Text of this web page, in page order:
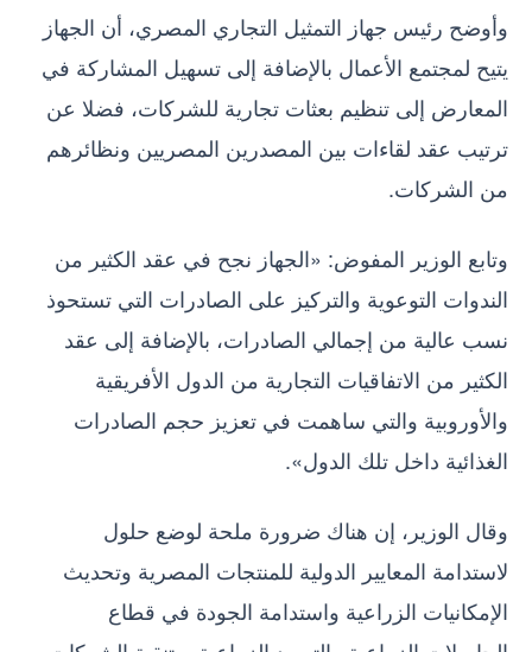
وأوضح رئيس جهاز التمثيل التجاري المصري، أن الجهاز
يتيح لمجتمع الأعمال بالإضافة إلى تسهيل المشاركة في
المعارض إلى تنظيم بعثات تجارية للشركات، فضلا عن
ترتيب عقد لقاءات بين المصدرين المصريين ونظائرهم
من الشركات.
وتابع الوزير المفوض: «الجهاز نجح في عقد الكثير من
الندوات التوعوية والتركيز على الصادرات التي تستحوذ
نسب عالية من إجمالي الصادرات، بالإضافة إلى عقد
الكثير من الاتفاقيات التجارية من الدول الأفريقية
والأوروبية والتي ساهمت في تعزيز حجم الصادرات
الغذائية داخل تلك الدول».
وقال الوزير، إن هناك ضرورة ملحة لوضع حلول
لاستدامة المعايير الدولية للمنتجات المصرية وتحديث
الإمكانيات الزراعية واستدامة الجودة في قطاع